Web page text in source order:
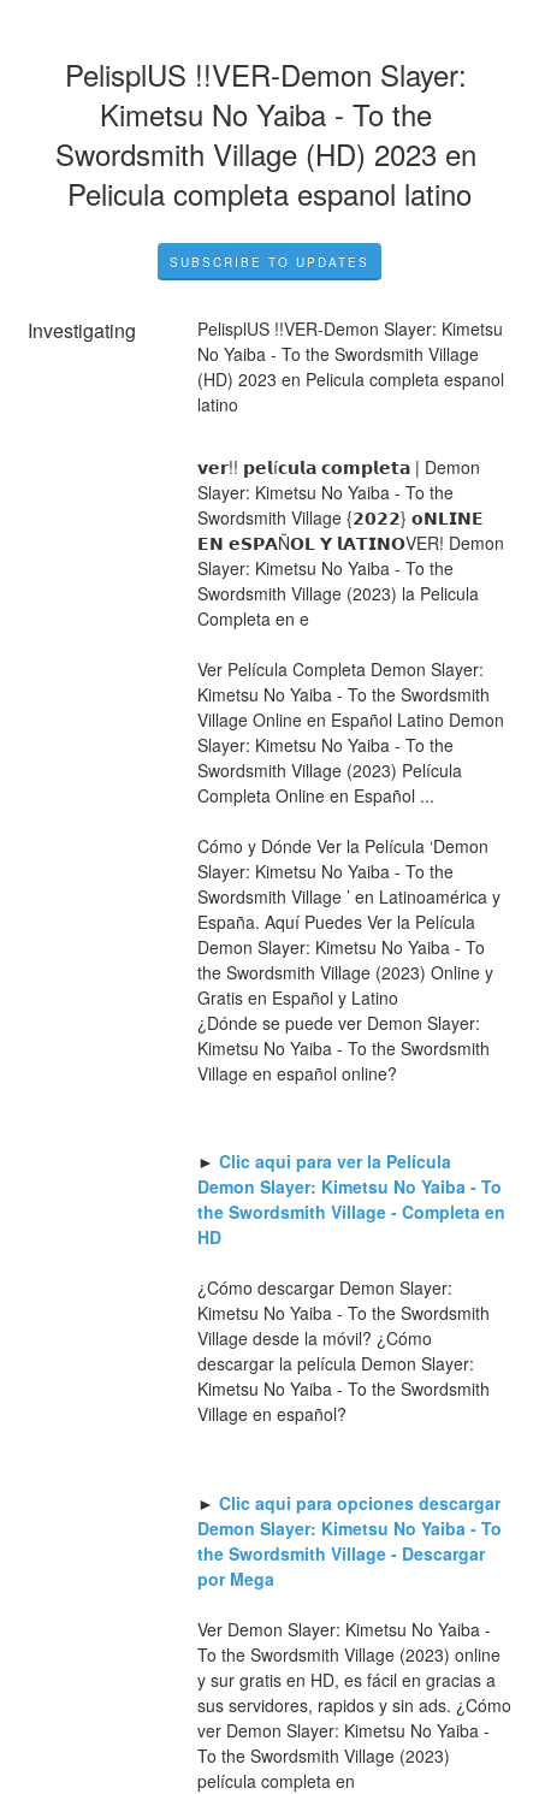
PelisplUS !!VER-Demon Slayer:
Kimetsu No Yaiba - To the
Swordsmith Village (HD) 2023 en
Pelicula completa espanol latino
SUBSCRIBE TO UPDATES
Investigating
PelisplUS !!VER-Demon Slayer: Kimetsu
No Yaiba - To the Swordsmith Village
(HD) 2023 en Pelicula completa espanol
latino
𝘃𝗲𝗿!! 𝗽𝗲𝗹í𝗰𝘂𝗹𝗮 𝗰𝗼𝗺𝗽𝗹𝗲𝘁𝗮 | Demon
Slayer: Kimetsu No Yaiba - To the
Swordsmith Village {𝟮𝟬𝟮𝟮} 𝗼𝗡𝗟𝗜𝗡𝗘
𝗘𝗡 𝗲𝗦𝗣𝗔Ñ𝗢𝗟 𝗬 𝗹𝗔𝗧𝗜𝗡𝗢VER! Demon
Slayer: Kimetsu No Yaiba - To the
Swordsmith Village (2023) la Pelicula
Completa en e
Ver Película Completa Demon Slayer:
Kimetsu No Yaiba - To the Swordsmith
Village Online en Español Latino Demon
Slayer: Kimetsu No Yaiba - To the
Swordsmith Village (2023) Película
Completa Online en Español ...
Cómo y Dónde Ver la Película ‘Demon
Slayer: Kimetsu No Yaiba - To the
Swordsmith Village ’ en Latinoamérica y
España. Aquí Puedes Ver la Película
Demon Slayer: Kimetsu No Yaiba - To
the Swordsmith Village (2023) Online y
Gratis en Español y Latino
¿Dónde se puede ver Demon Slayer:
Kimetsu No Yaiba - To the Swordsmith
Village en español online?
► Clic aqui para ver la Película
Demon Slayer: Kimetsu No Yaiba - To
the Swordsmith Village - Completa en
HD
¿Cómo descargar Demon Slayer:
Kimetsu No Yaiba - To the Swordsmith
Village desde la móvil? ¿Cómo
descargar la película Demon Slayer:
Kimetsu No Yaiba - To the Swordsmith
Village en español?
► Clic aqui para opciones descargar
Demon Slayer: Kimetsu No Yaiba - To
the Swordsmith Village - Descargar
por Mega
Ver Demon Slayer: Kimetsu No Yaiba -
To the Swordsmith Village (2023) online
y sur gratis en HD, es fácil en gracias a
sus servidores, rapidos y sin ads. ¿Cómo
ver Demon Slayer: Kimetsu No Yaiba -
To the Swordsmith Village (2023)
película completa en